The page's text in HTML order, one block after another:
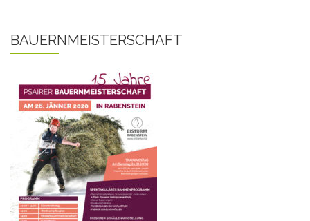
BAUERNMEISTERSCHAFT